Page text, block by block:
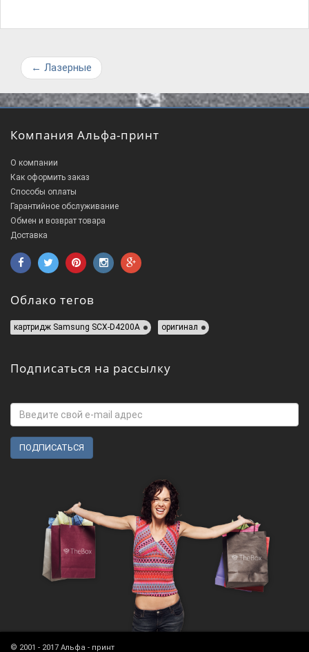
← Лазерные
Компания Альфа-принт
О компании
Как оформить заказ
Способы оплаты
Гарантийное обслуживание
Обмен и возврат товара
Доставка
Облако тегов
картридж Samsung SCX-D4200A оригинал
Подписаться на рассылку
© 2001 - 2017 Альфа - принт